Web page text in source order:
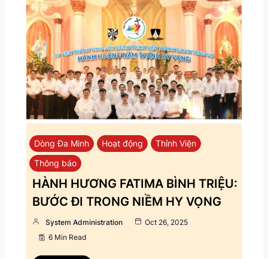
Dòng Đa Minh Hoạt động
Thỉnh Viện
Thông báo
HÀNH HƯƠNG FATIMA BÌNH TRIỆU:
BƯỚC ĐI TRONG NIỀM HY VỌNG
System Administration
Oct 26, 2025
6 Min Read